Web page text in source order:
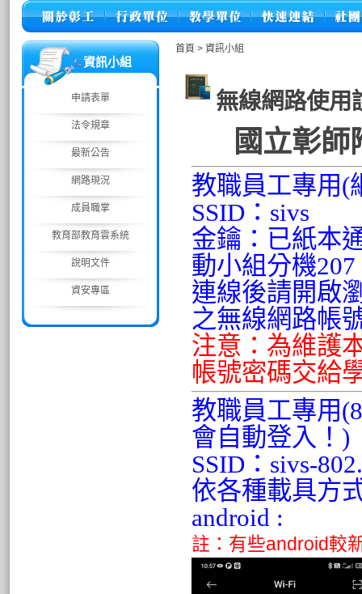
資訊小組
申請表單
法令規章
最新公告
網路現況
成員職掌
教育部教育雲系統
說明文件
資安專區
首頁 > 資訊小組
無線網路使用
國立彰
教職員工專用(
SSID：sivs
金鑰：已紙本
動小組分機207
連線後請開啟
之無線網路帳
注意：為維護
帳號密碼交給
教職員工專用
會自動登入！)
SSID：sivs-
依各種載具方
android :
註：有些android較